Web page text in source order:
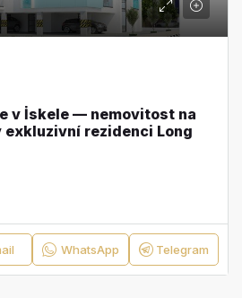
v İskele — nemovitost na
exkluzivní rezidenci Long
WhatsApp Telegram